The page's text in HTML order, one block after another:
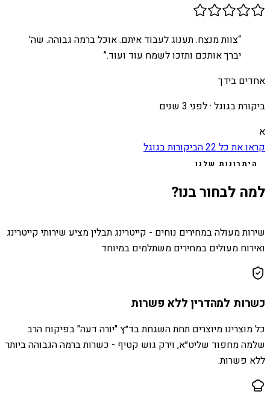
“צוות מנצח. תענוג לעבוד איתם. אוכל ברמה גבוהה. שה'
יברך אותכם ותזכו לשמח עוד ועוד.”
אחדים בידך
ביקורת בגוגל ·לפני 3 שנים
א
קראו את כל22הביקורות בגוגל
היתרונות שלנו
למה לבחור בנו?
שירות מעולה במחירים נוחים - קייטרינג תבלין מציע שירותי קייטרינג
ואירוח מעולים במחירים משתלמים במיוחד
כשרות למהדרין ללא פשרות
כל מוצרינו מיוצרים תחת השגחת בד״ץ "יורה דעה" בפיקוח הרב
שלמה מחפוד שליט״א, וירק גוש קטיף - כשרות ברמה הגבוהה ביותר
ללא פשרות.